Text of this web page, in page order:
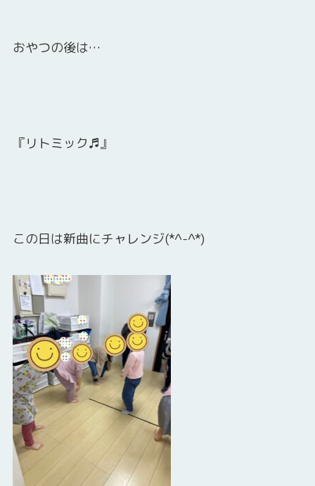
おやつの後は…
『リトミック♬』
この日は新曲にチャレンジ(*^-^*)